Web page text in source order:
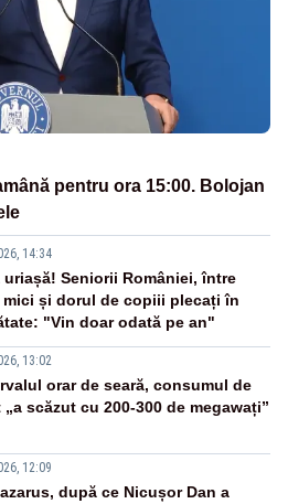
pentru ora 15:00. Bolojan
14:34
uriașă! Seniorii României, între
mici și dorul de copiii plecați în
"Vin doar odată pe an"
13:02
orar de seară, consumul de
scăzut cu 200-300 de megawați”
12:09
după ce Nicușor Dan a